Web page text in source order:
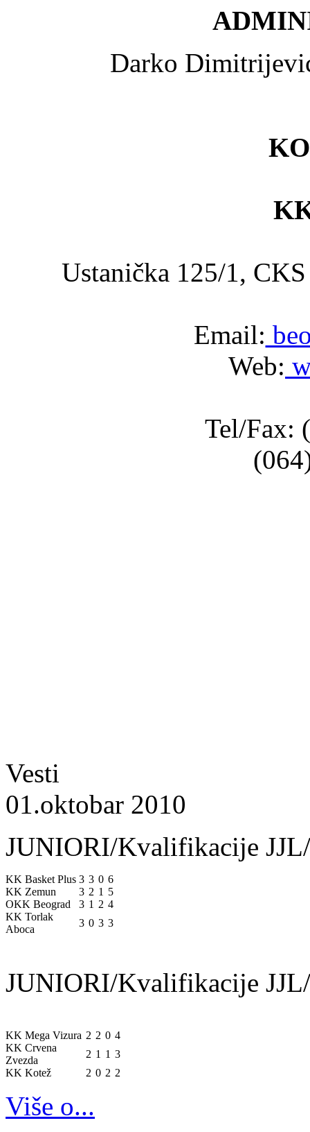
Darko
Ustanička 125/1,
Email:
Web:
Tel/Fax:
Vesti
01.oktobar 2010
JUNIORI/Kvalifikacije
KK Basket Plus 3 3 0 6
KK Zemun
3 2 1 5
OKK Beograd
3 1 2 4
KK Torlak
Aboca
3 0 3 3
JUNIORI/Kvalifikacije
KK Mega Vizura 2 2 0 4
KK Crvena
Zvezda
2 1 1 3
KK Kotež
2 0 2 2
Više o...